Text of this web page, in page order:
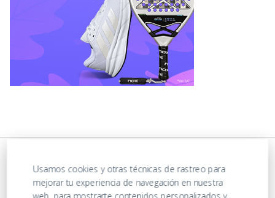
Usamos cookies y otras técnicas de rastreo para
mejorar tu experiencia de navegación en nuestra